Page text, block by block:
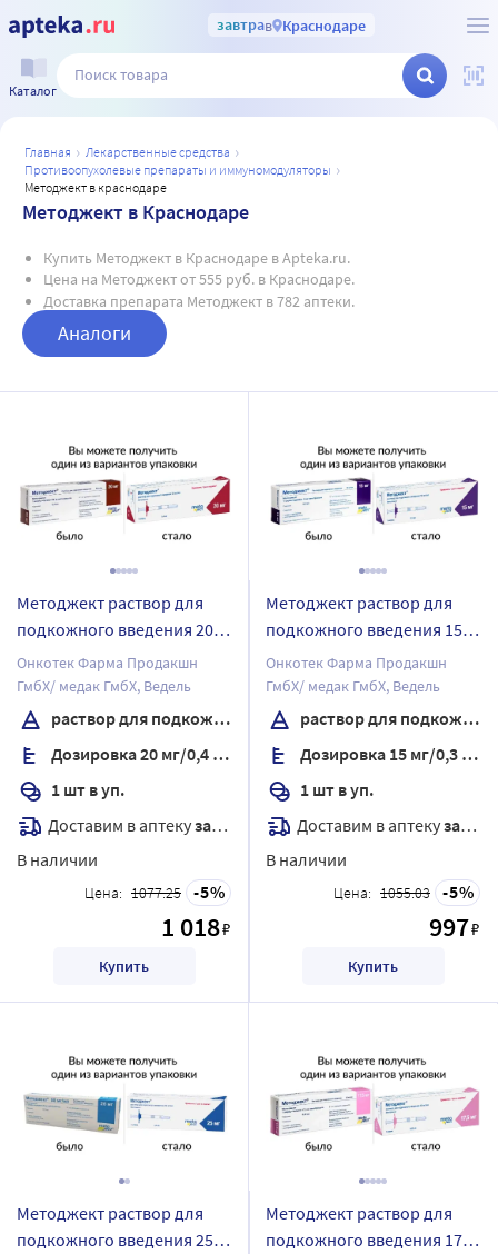
завтрав Краснодаре
Каталог
главная
лекарственные средства
противоопухолевые препараты и иммуномодуляторы
методжект в краснодаре
Методжект в Краснодаре
Купить Методжект в Краснодаре в Apteka.ru.
Цена на Методжект от 555 руб. в Краснодаре.
Доставка препарата Методжект в 782 аптеки.
Аналоги
Методжект раствор для
подкожного введения 20
мг/0,4 мл раствор для
подкожного введения
шприц 1 шт.
Онкотек Фарма Продакшн
ГмбХ/ медак ГмбХ, Ведель
раствор для подкожного введения
Дозировка 20 мг/0,4 мл
1 шт в уп.
Доставим в аптекузавтра
В наличии
Цена: 1077.25 5
1 018₽
Купить
Методжект раствор для
подкожного введения 15
мг/0,3 мл раствор для
подкожного введения
шприц 1 шт.
Онкотек Фарма Продакшн
ГмбХ/ медак ГмбХ, Ведель
раствор для подкожного введения
Дозировка 15 мг/0,3 мл
1 шт в уп.
Доставим в аптекузавтра
В наличии
Цена: 1055.03 5
997₽
Купить
Методжект раствор для
подкожного введения 25
Методжект раствор для
подкожного введения 17,5